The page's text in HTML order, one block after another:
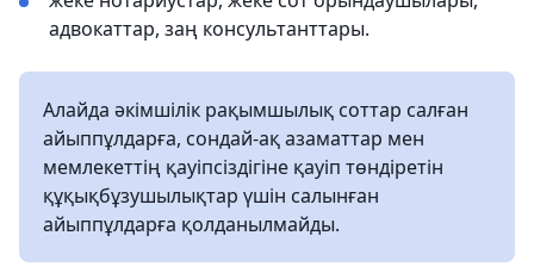
адвокаттар, заң консультанттары.
Алайда әкімшілік рақымшылық соттар салған
айыппұлдарға, сондай-ақ азаматтар мен
мемлекеттің қауіпсіздігіне қауіп төндіретін
құқықбұзушылықтар үшін салынған
айыппұлдарға қолданылмайды.